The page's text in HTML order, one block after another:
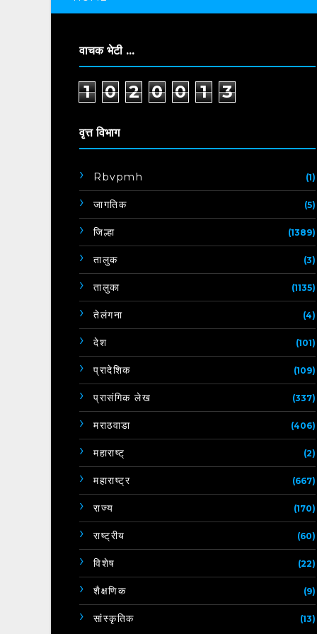
वाचक भेटी ...
1 0 2 0 0 1 3
वृत्त विभाग
Rbvpmh (1)
जागतिक (5)
जिल्हा (1389)
तालुक (3)
तालुका (1135)
तेलंगना (4)
देश (101)
प्रादेशिक (109)
प्रासंगिक लेख (337)
मराठवाडा (406)
महाराष्ट् (2)
महाराष्ट्र (667)
राज्य (170)
राष्ट्रीय (60)
विशेष (22)
शैक्षणिक (9)
सांस्कृतिक (13)